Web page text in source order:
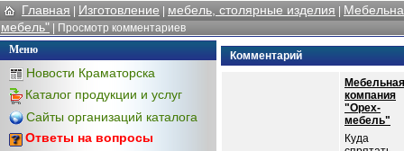
Главная | Изготовление | мебель, столярные изделия |
мебель" | Просмотр комментариев
Меню
Новости Краматорска
Каталог продукции и услуг
Сайты организаций каталога
Ответы на вопросы
Комментарий
Мебельная
компания
"Орех-
мебель"
Куда